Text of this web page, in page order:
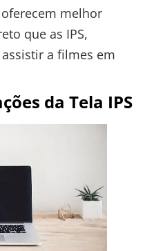
oferecem melhor
que as IPS,
a filmes em
da Tela IPS